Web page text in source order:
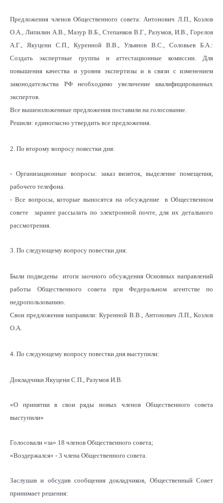
Предложения членов Общественного совета: Антонович Л.П., Козлов
О.А., Липилин А.В., Мазур В.Б., Степанков В.Г., Разумов, И.В., Горелов
А.Г., Якуцени С.П., Куренной В.В., Ульянов В.С., Соловьев Б.А.:
Создать экспертные группы и аттестационные комиссии. Для
повышения качества и уровня экспертизы и в связи с изменением
законодательства РФ необходимо увеличение квалифицированных
экспертов.
Все вышеизложенные предложения поставили на голосование.
Решили: единогласно утвердить все предложения.
2. По второму вопросу повестки дня:
- Организационные вопросы: заказ визиток, выделение помещения,
рабочего телефона.
- Все вопросы, которые выносятся на обсуждение в Общественном
совете заранее рассылать по электронной почте, для их детального
рассмотрения.
3. По следующему вопросу повестки дня:
Были подведены итоги заочного обсуждения Основных направлений
работы Общественного совета при Федеральном агентстве по
недропользованию.
Свои предложения направили: Куренной В.В., Антонович Л.П., Козлов
О.А.
4. По следующему вопросу повестки дня выступили:
Докладчики Якуцени С.П., Разумов И.В.
«О принятии в свои ряды новых членов Общественного совета
выступили»
Голосовали «за» 18 членов Общественного совета;
«Воздержался» - 3 члена Общественного совета.
Заслушав и обсудив сообщения докладчиков, Общественный Совет
принимает решения: